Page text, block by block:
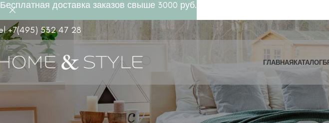
+7(495) 532 47 28
ГЛАВНАЯКАТАЛОГ
Бесплатная доставка заказов свыше 3000 руб.